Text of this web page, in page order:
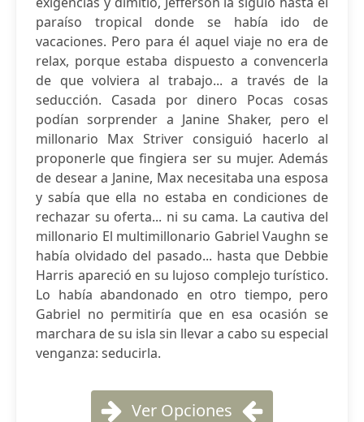
paraíso tropical donde se había ido de
vacaciones. Pero para él aquel viaje no era de
relax, porque estaba dispuesto a convencerla
de que volviera al trabajo... a través de la
seducción. Casada por dinero Pocas cosas
podían sorprender a Janine Shaker, pero el
millonario Max Striver consiguió hacerlo al
proponerle que fingiera ser su mujer. Además
de desear a Janine, Max necesitaba una esposa
y sabía que ella no estaba en condiciones de
rechazar su oferta... ni su cama. La cautiva del
millonario El multimillonario Gabriel Vaughn se
había olvidado del pasado... hasta que Debbie
Harris apareció en su lujoso complejo turístico.
Lo había abandonado en otro tiempo, pero
Gabriel no permitiría que en esa ocasión se
marchara de su isla sin llevar a cabo su especial
venganza: seducirla.
Ver Opciones